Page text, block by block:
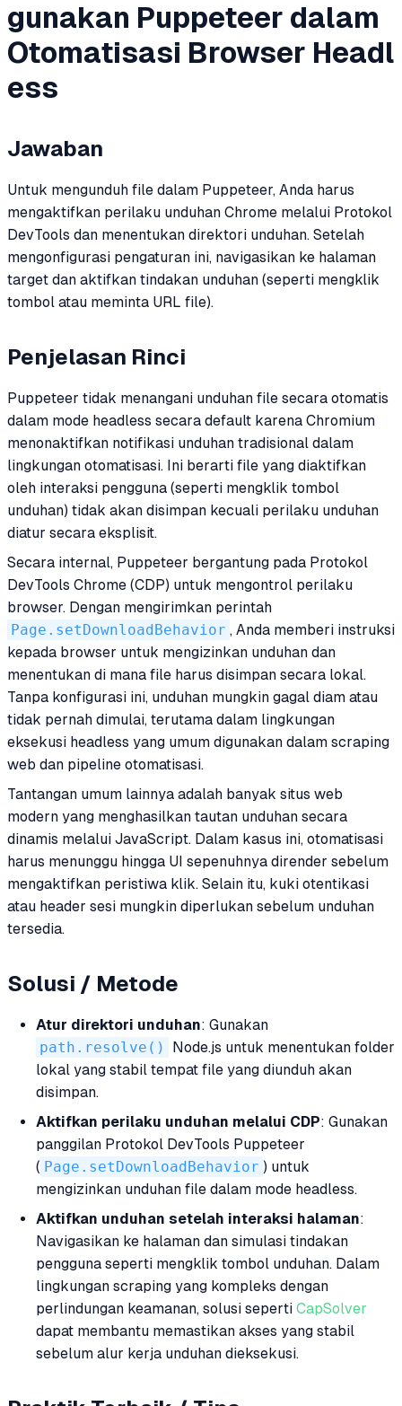
gunakan Puppeteer dalam
Otomatisasi Browser Headl
ess
Jawaban
Untuk mengunduh file dalam Puppeteer, Anda harus
mengaktifkan perilaku unduhan Chrome melalui Protokol
DevTools dan menentukan direktori unduhan. Setelah
mengonfigurasi pengaturan ini, navigasikan ke halaman
target dan aktifkan tindakan unduhan (seperti mengklik
tombol atau meminta URL file).
Penjelasan Rinci
Puppeteer tidak menangani unduhan file secara otomatis
dalam mode headless secara default karena Chromium
menonaktifkan notifikasi unduhan tradisional dalam
lingkungan otomatisasi. Ini berarti file yang diaktifkan
oleh interaksi pengguna (seperti mengklik tombol
unduhan) tidak akan disimpan kecuali perilaku unduhan
diatur secara eksplisit.
Secara internal, Puppeteer bergantung pada Protokol
DevTools Chrome (CDP) untuk mengontrol perilaku
browser. Dengan mengirimkan perintah
Page.setDownloadBehavior , Anda memberi instruksi
kepada browser untuk mengizinkan unduhan dan
menentukan di mana file harus disimpan secara lokal.
Tanpa konfigurasi ini, unduhan mungkin gagal diam atau
tidak pernah dimulai, terutama dalam lingkungan
eksekusi headless yang umum digunakan dalam scraping
web dan pipeline otomatisasi.
Tantangan umum lainnya adalah banyak situs web
modern yang menghasilkan tautan unduhan secara
dinamis melalui JavaScript. Dalam kasus ini, otomatisasi
harus menunggu hingga UI sepenuhnya dirender sebelum
mengaktifkan peristiwa klik. Selain itu, kuki otentikasi
atau header sesi mungkin diperlukan sebelum unduhan
tersedia.
Solusi / Metode
Atur direktori unduhan: Gunakan
path.resolve()
Node.js untuk menentukan folder
lokal yang stabil tempat file yang diunduh akan
disimpan.
Aktifkan perilaku unduhan melalui CDP: Gunakan
panggilan Protokol DevTools Puppeteer
( Page.setDownloadBehavior ) untuk
mengizinkan unduhan file dalam mode headless.
Aktifkan unduhan setelah interaksi halaman:
Navigasikan ke halaman dan simulasi tindakan
pengguna seperti mengklik tombol unduhan. Dalam
lingkungan scraping yang kompleks dengan
perlindungan keamanan, solusi seperti CapSolver
dapat membantu memastikan akses yang stabil
sebelum alur kerja unduhan dieksekusi.